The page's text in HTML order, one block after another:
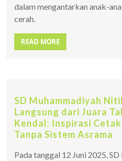
dalam mengantarkan anak-
cerah.
READ MORE
SD Muhammadiyah
Langsung dari Juara
Kendal: Inspirasi
Tanpa Sistem Asrama
Pada tanggal 12 Juni 2025,